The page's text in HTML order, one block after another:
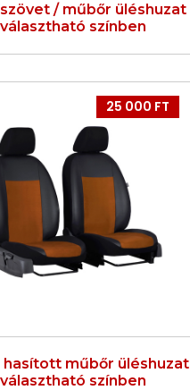
/ műbőr üléshuzat
választható színben
25 000 FT
hasított műbőr üléshuzat
választható színben